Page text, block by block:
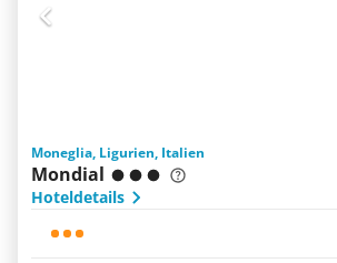
Moneglia, Ligurien, Italien
Mondial
Hoteldetails